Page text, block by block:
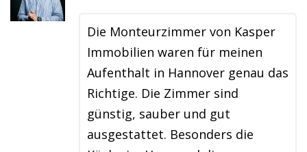
Die Monteurzimmer von Kasper
Immobilien waren für meinen
Aufenthalt in Hannover genau das
Richtige. Die Zimmer sind
günstig, sauber und gut
ausgestattet. Besonders die